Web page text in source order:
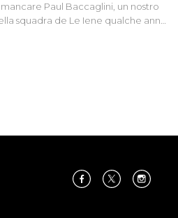
Paul Baccaglini, un nostro
squadra de Le Iene qualche anno